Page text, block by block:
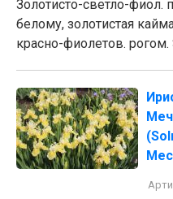
Золотисто-светло-
белому, золотистая
красно-фиолетов. рогом.